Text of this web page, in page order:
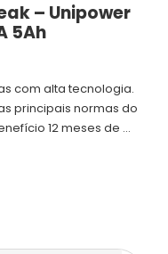
– Unipower
5Ah
com alta tecnologia.
principais normas do
12 meses de ...